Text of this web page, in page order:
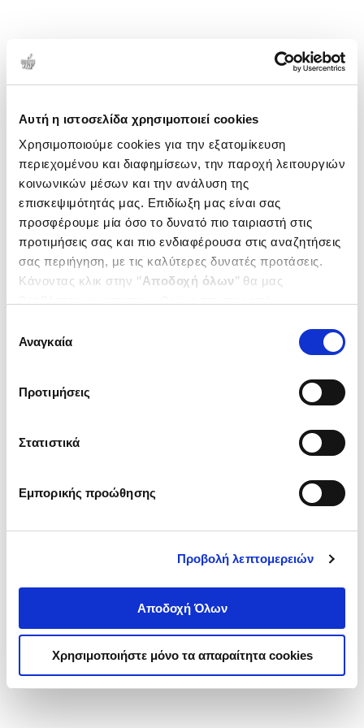
Αυτή η ιστοσελίδα χρησιμοποιεί cookies
Χρησιμοποιούμε cookies για την εξατομίκευση
περιεχομένου και διαφημίσεων, την παροχή λειτουργιών
κοινωνικών μέσων και την ανάλυση της
επισκεψιμότητάς μας. Επιδίωξη μας είναι σας
προσφέρουμε μία όσο το δυνατό πιο ταιριαστή στις
προτιμήσεις σας και πιο ενδιαφέρουσα στις αναζητήσεις
σας περιήγηση, με τις καλύτερες δυνατές προτάσεις.
Κάνοντας κλικ στην ‘’Αποδοχή όλων’’ θα μας
ενδιαφέρουν και να επιλέξετε από τα παρακάτω με την
΄΄και να ενημερωθείτε σχετικά με
συγκατάθεσης
Αναγκαία
Προτιμήσεις
Στατιστικά
Εμπορικής προώθησης
Προβολή λεπτομερειών
Αποδοχή Όλων
Χρησιμοποιήστε μόνο τα απαραίτητα cookies